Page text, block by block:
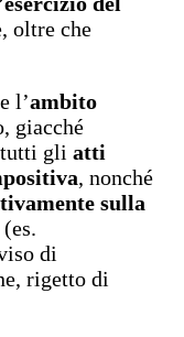
oltre che
l’ambito
giacché
tutti gli atti
, nonché
sulla
(es.
di
rigetto di